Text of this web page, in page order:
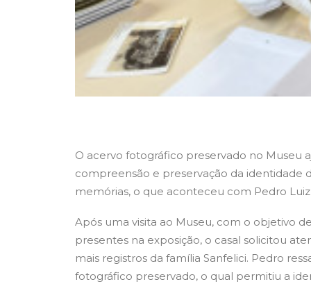
O acervo fotográfico preservado no Museu
compreensão e preservação da identidade
memórias, o que aconteceu com Pedro
Após uma visita ao Museu, com o objetivo
presentes na exposição, o casal solicitou
mais registros da família Sanfelici. Pedro
fotográfico preservado, o qual permitiu a